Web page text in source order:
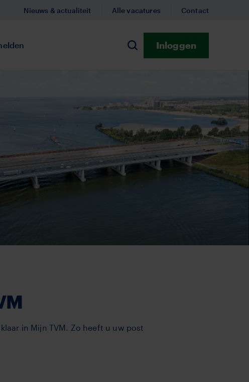
Zoeken
Inloggen
Nieuws & actualiteit Alle vacatures Contact
in Mijn TVM. Zo heeft u uw post